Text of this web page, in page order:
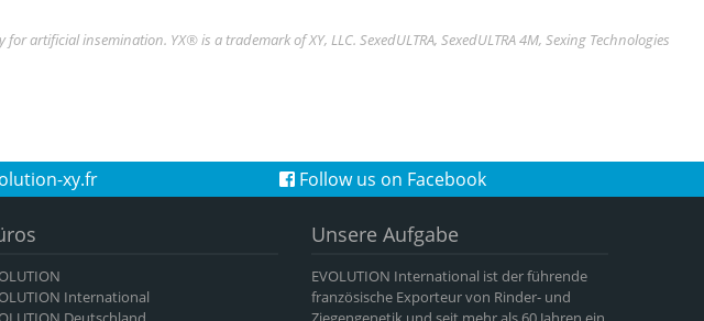
insemination. YX® is a trademark of XY, LLC. SexedULTRA, SexedULTRA 4M, Sexing Technologies
xy.fr Follow us on Facebook
International
Unsere Aufgabe
EVOLUTION International ist der führende
französische Exporteur von Rinder- und